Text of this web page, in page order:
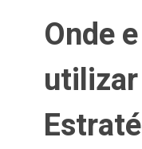
Onde